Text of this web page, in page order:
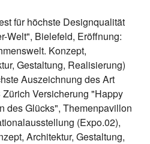
für höchste Designqualität
Welt", Bielefeld, Eröffnung:
Konzept,
Gestaltung, Realisierung)
Auszeichnung des Art
Versicherung "Happy
des Glücks", Themenpavillon
(Expo.02),
Architektur, Gestaltung,